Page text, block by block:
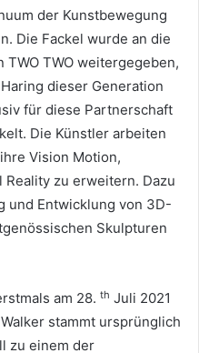
der Kunstbewegung
Die Fackel wurde an die
TWO weitergegeben,
dieser Generation
für diese Partnerschaft
Die Künstler arbeiten
Vision Motion,
Reality zu erweitern. Dazu
und Entwicklung von 3D-
Skulpturen
am 28. th Juli 2021
stammt ursprünglich
zu einem der